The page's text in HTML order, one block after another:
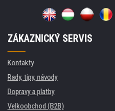
ZÁKAZNICKÝ SERVIS
Kontakty
Rady, tipy, návody
Dopravy a platby
Velkoobchod (B2B)